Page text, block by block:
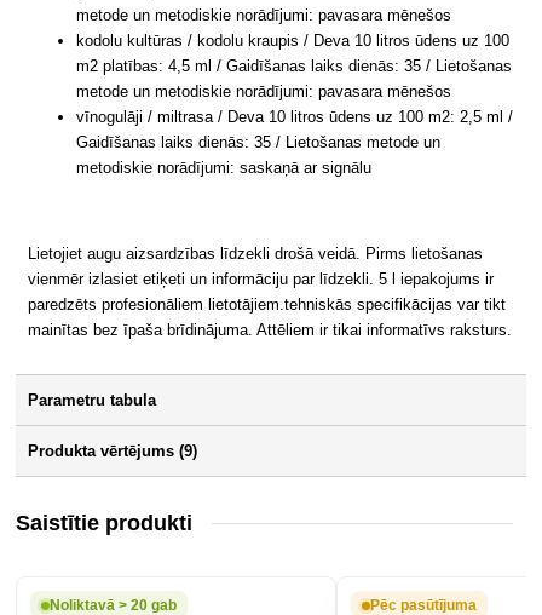
metode un metodiskie norādījumi: pavasara mēnešos
kodolu kultūras / kodolu kraupis / Deva 10 litros ūdens uz 100
m2 platības: 4,5 ml / Gaidīšanas laiks dienās: 35 / Lietošanas
metode un metodiskie norādījumi: pavasara mēnešos
vīnogulāji / miltrasa / Deva 10 litros ūdens uz 100 m2: 2,5 ml /
Gaidīšanas laiks dienās: 35 / Lietošanas metode un
metodiskie norādījumi: saskaņā ar signālu
Lietojiet augu aizsardzības līdzekli drošā veidā. Pirms lietošanas
vienmēr izlasiet etiķeti un informāciju par līdzekli. 5 l iepakojums ir
paredzēts profesionāliem lietotājiem.tehniskās specifikācijas var tikt
mainītas bez īpaša brīdinājuma. Attēliem ir tikai informatīvs raksturs.
Parametru tabula
Produkta vērtējums (9)
Saistītie produkti
Noliktavā > 20 gab
Pēc pasūtījuma